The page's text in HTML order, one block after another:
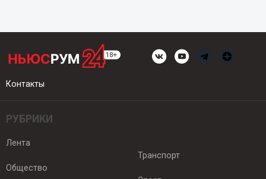
Контакты
РУБРИКИ
Лента
Общество
Транспорт